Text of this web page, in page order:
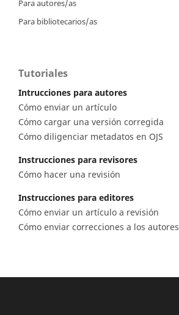
Para autores/as
Para bibliotecarios/as
Tutoriales
Intrucciones para autores
Cómo enviar un artículo
Cómo cargar una versión corregida
Cómo diligenciar metadatos en OJS
Instrucciones para revisores
Cómo hacer una revisión
Instrucciones para editores
Cómo enviar un artículo a revisión
Cómo enviar correcciones a los autores